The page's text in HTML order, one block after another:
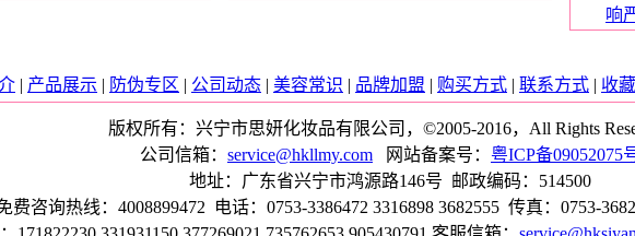
响
| 产品展示 | 防伪专区 | 公司动态 | 美容常识 | 品牌加盟 | 购买方式 | 联系方式 | 收
版权所有：兴宁市思妍化妆品有限公司，©2005-2016，All Rights
公司信箱： service@hkllmy.com 网站备案号： 粤ICP备09052075
地址：广东省兴宁市鸿源路146号 邮政编码：514500
费咨询热线：4008899472 电话：0753-3386472 3316898 3682555 传真：0753-